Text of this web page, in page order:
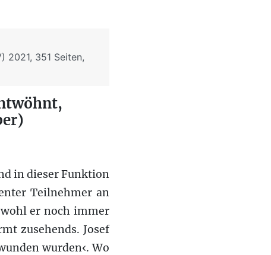
2021, 351 Seiten,
in dieser Funktion
Teilnehmer an
er noch immer
zusehends. Josef
wurden‹. Wo